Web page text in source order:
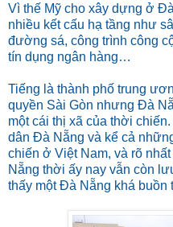
Vì thế Mỹ cho xây dựng ở
nhiều kết cấu hạ tầng như
đường sá, công trình công
tín dụng ngân hàng…
Tiếng là thành phố trung
quyền Sài Gòn nhưng Đà
một cái thị xã của thời
dân Đà Nẵng và kể cả
chiến ở Việt Nam, và rõ
Nẵng thời ấy nay vẫn còn
thấy một Đà Nẵng khá buồn